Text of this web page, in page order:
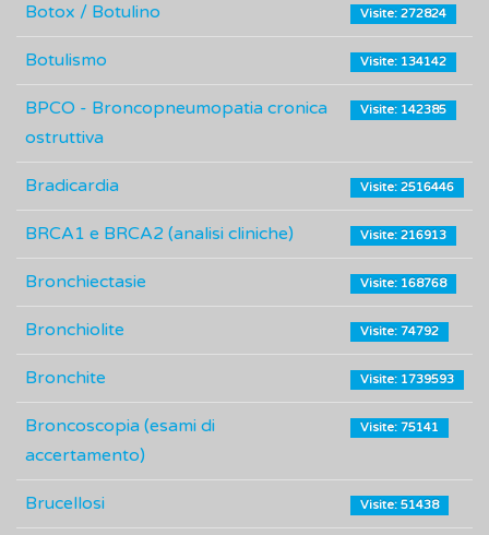
Botox / Botulino Visite: 272824
Botulismo Visite: 134142
BPCO - Broncopneumopatia cronica
ostruttiva
Visite: 142385
Bradicardia Visite: 2516446
BRCA1 e BRCA2 (analisi cliniche) Visite: 216913
Bronchiectasie Visite: 168768
Bronchiolite Visite: 74792
Bronchite Visite: 1739593
Broncoscopia (esami di
accertamento)
Visite: 75141
Brucellosi Visite: 51438